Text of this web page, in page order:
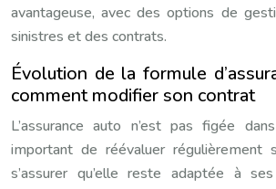
avantageuse, avec des options de
sinistres et des contrats.
Évolution de la formule
comment modifier son contrat
L’assurance auto n’est pas figée
important de réévaluer régulièrement
s’assurer qu’elle reste adaptée à